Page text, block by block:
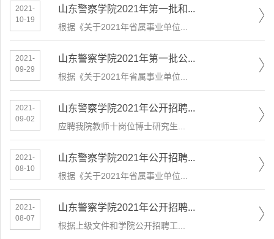
2021-
10-19
山东警察学院2021年第一批和...
根据《关于2021年省属事业单位...
2021-
09-29
山东警察学院2021年第一批公...
根据《关于2021年省属事业单位...
2021-
09-02
山东警察学院2021年公开招聘...
应聘我院教师十岗位博士研究生...
2021-
08-10
山东警察学院2021年公开招聘...
根据《关于2021年省属事业单位...
2021-
08-07
山东警察学院2021年公开招聘...
根据上级文件和学院公开招聘工...